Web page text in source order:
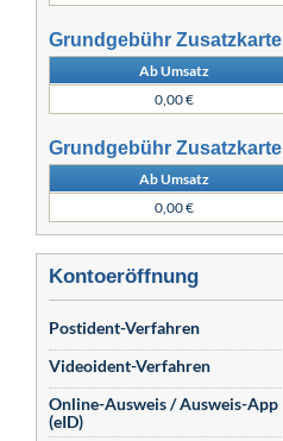
Grundgebühr
Ab Umsatz
0,00 €
Grundgebühr
Ab Umsatz
0,00 €
Kontoeröffnung
Postident-Verfahren
Videoident-Verfahren
Online-Ausweis / Ausweis-App
(eID)